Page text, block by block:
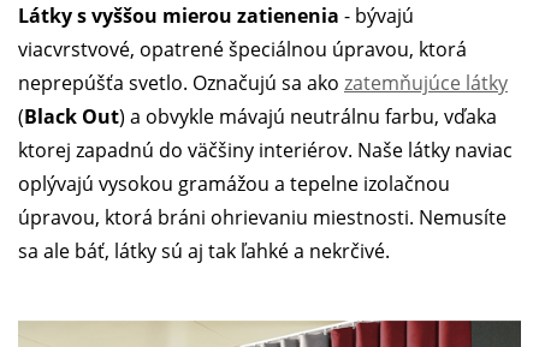
Látky s vyššou mierou zatienenia - bývajú
viacvrstvové, opatrené špeciálnou úpravou, ktorá
neprepúšťa svetlo. Označujú sa ako zatemňujúce látky
(Black Out) a obvykle mávajú neutrálnu farbu, vďaka
ktorej zapadnú do väčšiny interiérov. Naše látky naviac
oplývajú vysokou gramážou a tepelne izolačnou
úpravou, ktorá bráni ohrievaniu miestnosti. Nemusíte
sa ale báť, látky sú aj tak ľahké a nekrčivé.